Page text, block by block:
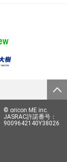
© oricon ME inc.
JASRAC許諾番号：
9009642140Y38026